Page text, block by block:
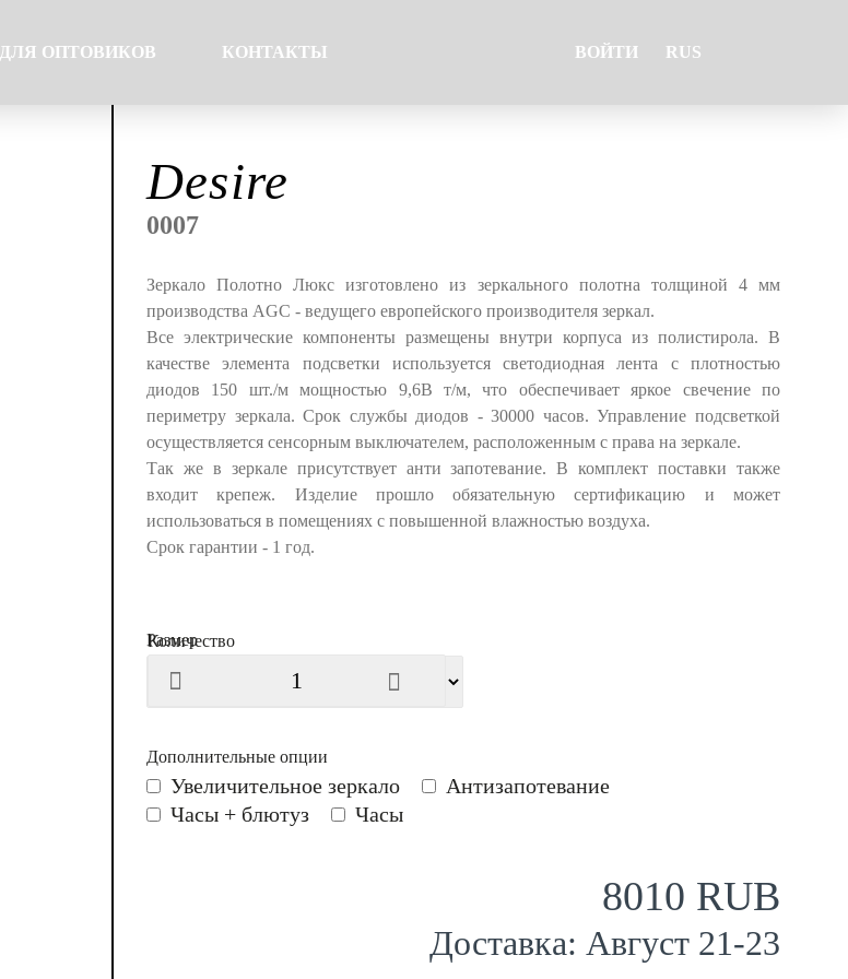
ДЛЯ ОПТОВИКОВ КОНТАКТЫ RUS
ВОЙТИ
Desire
Зеркало Полотно Люкс изготовлено из зеркального полотна толщиной 4 мм
производства AGC - ведущего европейского производителя зеркал.
Все электрические компоненты размещены внутри корпуса из полистирола. В
качестве элемента подсветки используется светодиодная лента с плотностью
диодов 150 шт./м мощностью 9,6В т/м, что обеспечивает яркое свечение по
периметру зеркала. Срок службы диодов - 30000 часов. Управление подсветкой
осуществляется сенсорным выключателем, расположенным с права на зеркале.
Так же в зеркале присутствует анти запотевание. В комплект поставки также
входит крепеж. Изделие прошло обязательную сертификацию и может
использоваться в помещениях с повышенной влажностью воздуха.
Срок гарантии - 1 год.
0007
8010 RUB
Размер
Дополнительные опции
Увеличительное зеркало
Антизапотевание
Часы + блютуз
Часы
Количество
Доставка: Август 21-23